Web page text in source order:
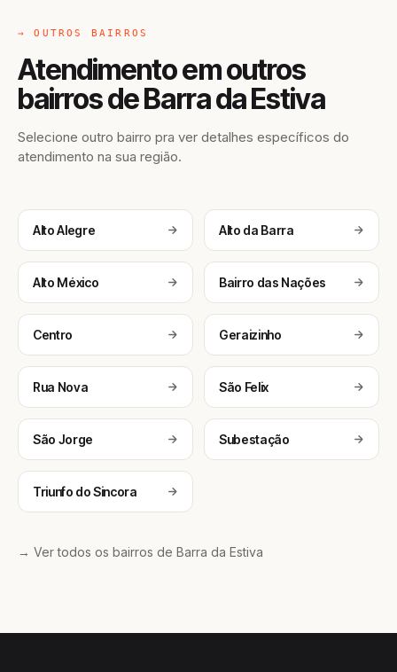
→ OUTROS BAIRROS
Atendimento em outros
bairros de Barra da Estiva
Selecione outro bairro pra ver detalhes específicos do
atendimento na sua região.
Alto Alegre Alto da Barra
Alto México Bairro das Nações
Centro Geraizinho
Rua Nova São Felix
São Jorge Subestação
Triunfo do Sincora
→ Ver todos os bairros de Barra da Estiva